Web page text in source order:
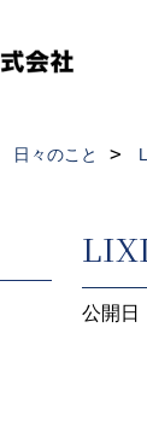
日々のこと
公開日